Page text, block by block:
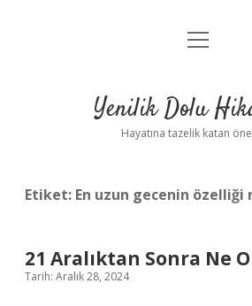
Anasayfa
Yasal Uyarı
menüyü
Yenilik Dolu
Hayatına tazelik katan
Etiket: En uzun gecenin özelliği
21 Aralıktan Sonra Ne
Tarih: Aralık 28, 2024